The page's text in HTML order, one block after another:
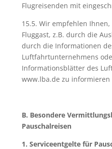
Flugreisenden mit
15.5. Wir empfehlen
Fluggast, z.B. durch die
durch die Informationen
Luftfahrtunternehmens
Informationsblätter des
www.lba.de zu informieren
B. Besondere
Pauschalreisen
1. Serviceentgelte für